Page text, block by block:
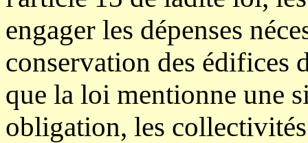
engager les dépenses
conservation des édifices
que la loi mentionne une
obligation, les